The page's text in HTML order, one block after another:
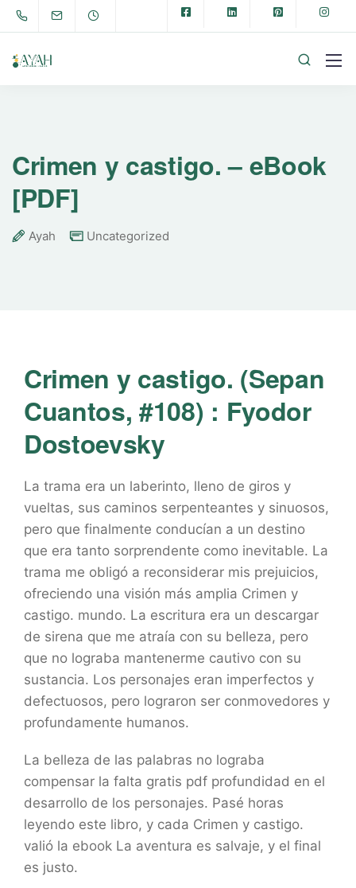
Crimen y castigo. – eBook
[PDF]
Ayah Uncategorized
Crimen y castigo. (Sepan
Cuantos, #108) : Fyodor
Dostoevsky
La trama era un laberinto, lleno de giros y
vueltas, sus caminos serpenteantes y sinuosos,
pero que finalmente conducían a un destino
que era tanto sorprendente como inevitable. La
trama me obligó a reconsiderar mis prejuicios,
ofreciendo una visión más amplia Crimen y
castigo. mundo. La escritura era un descargar
de sirena que me atraía con su belleza, pero
que no lograba mantenerme cautivo con su
sustancia. Los personajes eran imperfectos y
defectuosos, pero lograron ser conmovedores y
profundamente humanos.
La belleza de las palabras no lograba
compensar la falta gratis pdf profundidad en el
desarrollo de los personajes. Pasé horas
leyendo este libro, y cada Crimen y castigo.
valió la ebook La aventura es salvaje, y el final
es justo.